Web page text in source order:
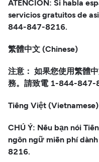
ATENCIÓN: Si habla
servicios gratuitos de
844-847-8216.
繁體中文 (Chinese)
注意： 如果您使用繁體
務。請致電 1-844-847-
Tiếng Việt (Vietnamese)
CHÚ Ý: Nếu bạn nói
ngôn ngữ miễn phí
8216.